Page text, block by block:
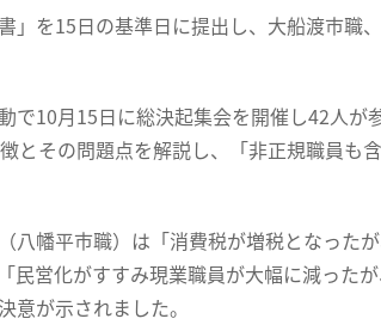
」を15日の基準日に提出し、大船渡市職
で10月15日に総決起集会を開催し42人
とその問題点を解説し、「非正規職員も
八幡平市職）は「消費税が増税となった
民営化がすすみ現業職員が大幅に減った
意が示されました。